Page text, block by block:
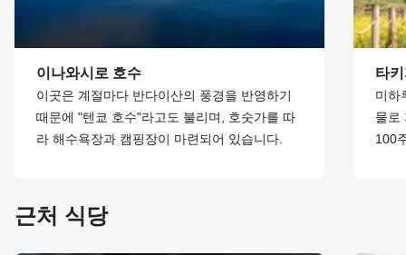
이나와시로 호수
이곳은 계절마다 반다이산의 풍경을 반영하기
때문에 "텐쿄 호수"라고도 불리며, 호숫가를 따
라 해수욕장과 캠핑장이 마련되어 있습니다.
타
미하
물로
100
근처 식당